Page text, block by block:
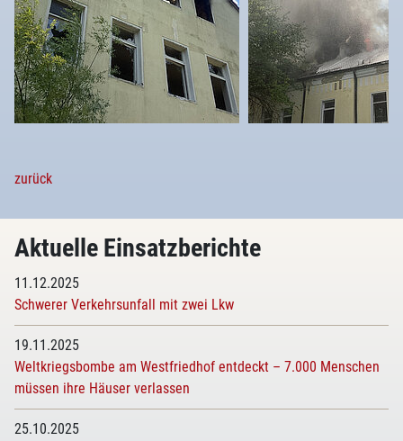
zurück
Aktuelle Einsatzberichte
11.12.2025
Schwerer Verkehrsunfall mit zwei Lkw
19.11.2025
Weltkriegsbombe am Westfriedhof entdeckt – 7.000 Menschen
müssen ihre Häuser verlassen
25.10.2025